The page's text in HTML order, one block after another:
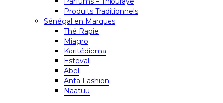
Produits Traditionnels
Sénégal en Marques
Thé Rapie
Miagro
Karitédiema
Esteval
Abel
Anta Fashion
Naatuu